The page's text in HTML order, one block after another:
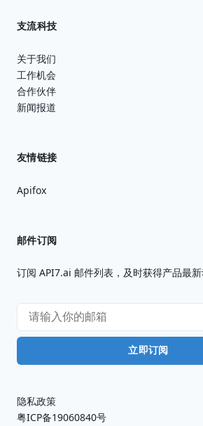
支流科技
关于我们
工作机会
合作伙伴
新闻报道
友情链接
Apifox
邮件订阅
订阅 API7.ai 邮件列表，及时获得产品最新
立即订阅
隐私政策
粤ICP备19060840号